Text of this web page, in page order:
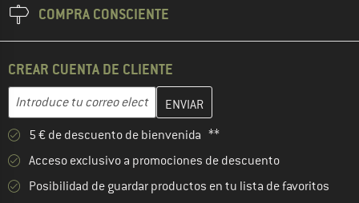
COMPRA CONSCIENTE
CREAR CUENTA DE CLIENTE
Dirección de correo electrónico
Introduce aquí tu dirección de correo electrónico y crea tu
5 € de descuento de bienvenida **
Acceso exclusivo a promociones de descuento
Posibilidad de guardar productos en tu lista de favoritos